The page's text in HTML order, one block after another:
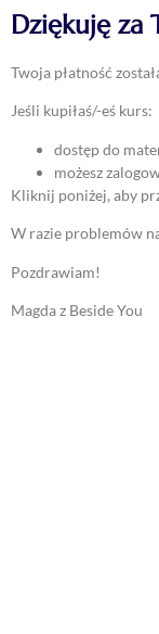
Dziękuję za
Twoja płatność
Jeśli kupiłaś/-eś kurs:
dostęp do
możesz
Kliknij poniżej, aby
W razie problemów
Pozdrawiam!
Magda z Beside You